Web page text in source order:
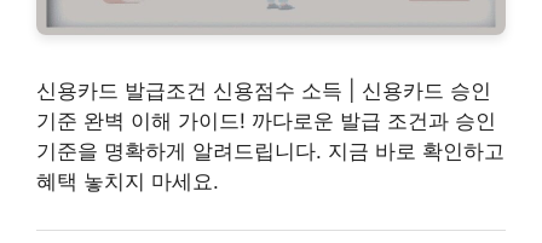
신용카드 발급조건 신용점수 소득 | 신용카드 승인
기준 완벽 이해 가이드! 까다로운 발급 조건과 승인
기준을 명확하게 알려드립니다. 지금 바로 확인하고
혜택 놓치지 마세요.